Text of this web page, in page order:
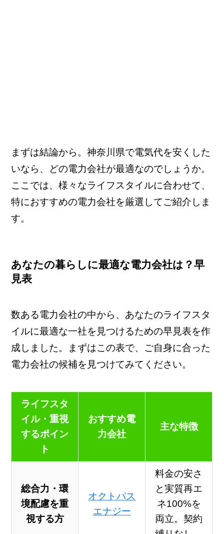
まずは結論から。神奈川県で電気代を安くした
いなら、どの電力会社が最適なのでしょうか。
ここでは、様々なライフスタイルに合わせて、
特におすすめの電力会社を厳選してご紹介しま
す。
あなたの暮らしに最適な電力会社は？早
見表
数ある電力会社の中から、あなたのライフスタ
イルに最適な一社を見つけるための早見表を作
成しました。まずはこの表で、ご自身に合った
電力会社の候補を見つけてみてください。
ライフスタ
イル・重視
するポイン
ト
おすすめ電
力会社
主な特徴
総合力・環
境配慮を重
視する方
オクトパス
エナジー
料金の安さ
と実質再エ
ネ100%を
両立。契約